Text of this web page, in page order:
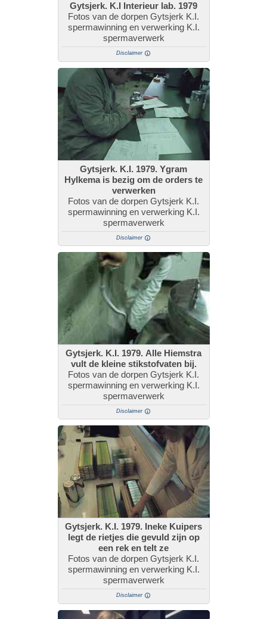
Gytsjerk. K.I Interieur lab. 1979
Fotos van de dorpen Gytsjerk K.I.
spermawinning en verwerking K.I.
spermaverwerk
Disclaimer
Gytsjerk. K.I. 1979. Ygram
Hylkema is bezig om de orders te
verwerken
Fotos van de dorpen Gytsjerk K.I.
spermawinning en verwerking K.I.
spermaverwerk
Disclaimer
Gytsjerk. K.I. 1979. Alle Hiemstra
vult de kleine stikstofvaten bij.
Fotos van de dorpen Gytsjerk K.I.
spermawinning en verwerking K.I.
spermaverwerk
Disclaimer
Gytsjerk. K.I. 1979. Ineke Kuipers
legt de rietjes die gevuld zijn op
een rek en telt ze
Fotos van de dorpen Gytsjerk K.I.
spermawinning en verwerking K.I.
spermaverwerk
Disclaimer